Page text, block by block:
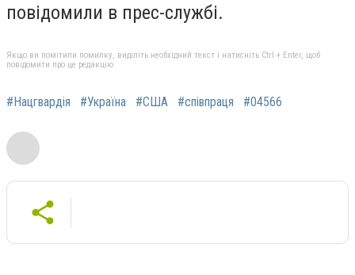
повідомили в прес-службі.
Якщо ви помітили помилку, виділіть необхідний текст і натисніть Ctrl + Enter, щоб
повідомити про це редакцію
#Нацгвардія #Україна #США #співпраця #04566